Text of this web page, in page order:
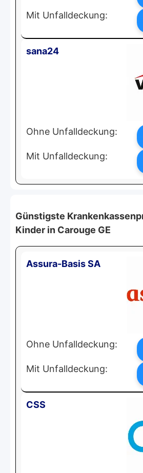
Mit Unfalldeckung:
sana24
Ohne Unfalldeckung:
Mit Unfalldeckung:
Günstigste
Kinder in Carouge GE
Assura-Basis SA
Ohne Unfalldeckung:
Mit Unfalldeckung:
CSS